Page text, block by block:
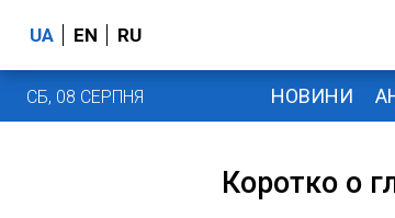
UA EN RU
СБ, 08 СЕРПНЯ НОВИНИ
Коротко о